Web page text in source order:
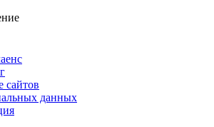
сайтов
данных